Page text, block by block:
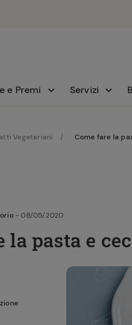
e Premi Servizi
Vegetariani Come fare la
- 08/05/2020
la pasta e